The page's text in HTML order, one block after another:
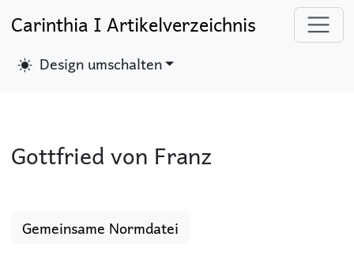
Carinthia I Artikelverzeichnis
Design umschalten
Gottfried von Franz
Gemeinsame Normdatei